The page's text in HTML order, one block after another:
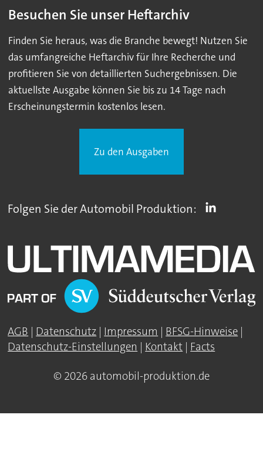
Besuchen Sie unser Heftarchiv
Finden Sie heraus, was die Branche bewegt! Nutzen Sie
das umfangreiche Heftarchiv für Ihre Recherche und
profitieren Sie von detaillierten Suchergebnissen. Die
aktuellste Ausgabe können Sie bis zu 14 Tage nach
Erscheinungstermin kostenlos lesen.
Zu den Ausgaben
Folgen Sie der Automobil Produktion:
AGB | Datenschutz | Impressum | BFSG-Hinweise |
Datenschutz-Einstellungen | Kontakt | Facts
© 2026 automobil-produktion.de